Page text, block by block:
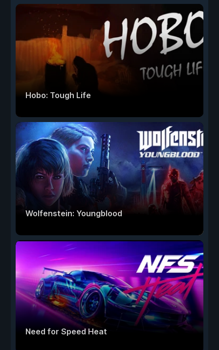
Hobo: Tough Life
Wolfenstein: Youngblood
Need for Speed Heat